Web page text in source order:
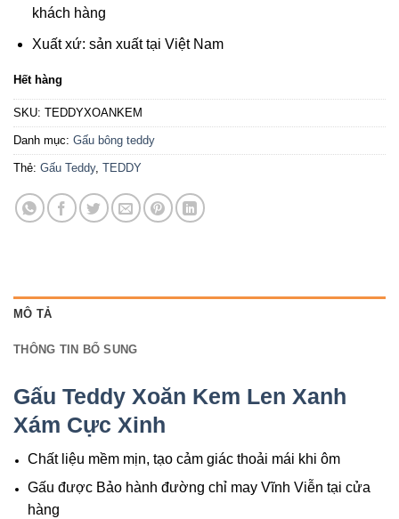
khách hàng
Xuất xứ: sản xuất tại Việt Nam
Hết hàng
SKU: TEDDYXOANKEM
Danh mục: Gấu bông teddy
Thẻ: Gấu Teddy, TEDDY
MÔ TẢ
THÔNG TIN BỔ SUNG
Gấu Teddy Xoăn Kem Len Xanh
Xám Cực Xinh
Chất liệu mềm mịn, tạo cảm giác thoải mái khi ôm
Gấu được Bảo hành đường chỉ may Vĩnh Viễn tại cửa
hàng